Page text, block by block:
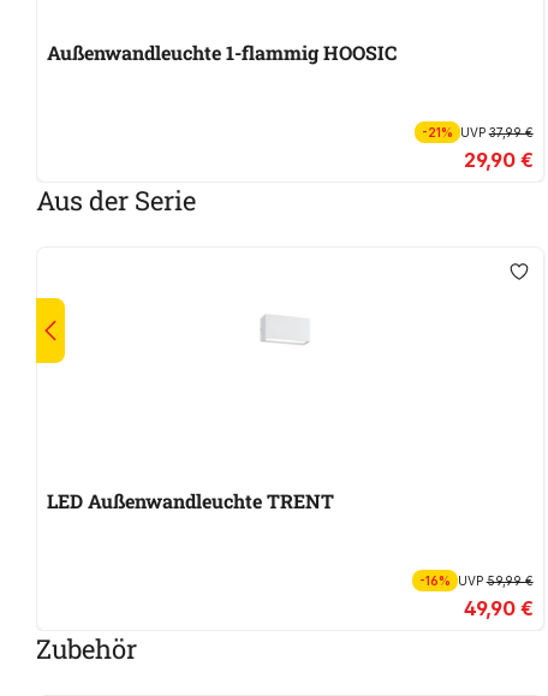
Außenwandleuchte 1-flammig HOOSIC
-21% UVP37,99 €
29,90 €
Aus der Serie
LED Außenwandleuchte TRENT
-16% UVP59,99 €
49,90 €
Zubehör